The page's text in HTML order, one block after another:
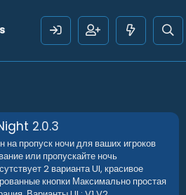
2.0.3
пропуск ночи для ваших игроков
или пропускайте ночь
2 варианта UI, красивое
кнопки Максимально простая